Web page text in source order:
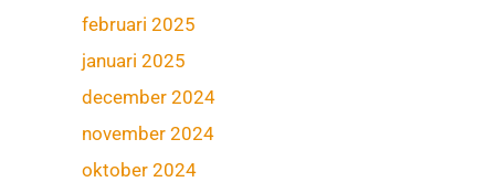
februari 2025
januari 2025
december 2024
november 2024
oktober 2024